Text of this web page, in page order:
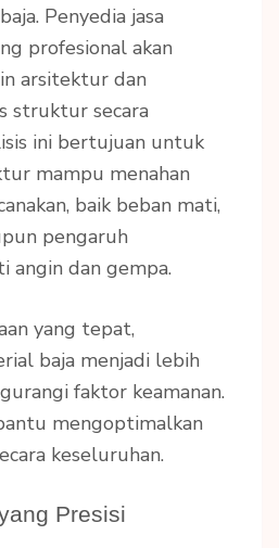
Penyedia jasa
profesional akan
arsitektur dan
struktur secara
ini bertujuan untuk
mampu menahan
baik beban mati,
pengaruh
angin dan gempa.
yang tepat,
baja menjadi lebih
faktor keamanan.
mengoptimalkan
keseluruhan.
Presisi